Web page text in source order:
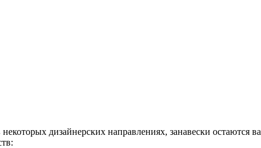
дизайнерских направлениях, занавески